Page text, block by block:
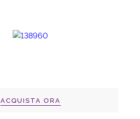
ACQUISTA ORA